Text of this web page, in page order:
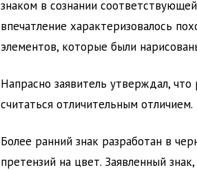
знаком в сознании
впечатление характеризовалось
элементов, которые были
Напрасно заявитель утверждал,
считаться отличительным отличием.
Более ранний знак разработан в
претензий на цвет. Заявленный